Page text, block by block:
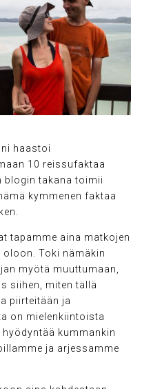
haastoi
10 reissufaktaa
blogin takana toimii
kymmenen faktaa
tapamme aina matkojen
Toki nämäkin
myötä muuttumaan,
siihen, miten tällä
piirteitään ja
on mielenkiintoista
kummankin
ja arjessamme